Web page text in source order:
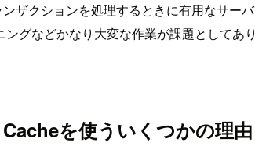
ザクションを処理するときに有用なサ
ングなどかなり大変な作業が課題として
を使ういくつかの理由